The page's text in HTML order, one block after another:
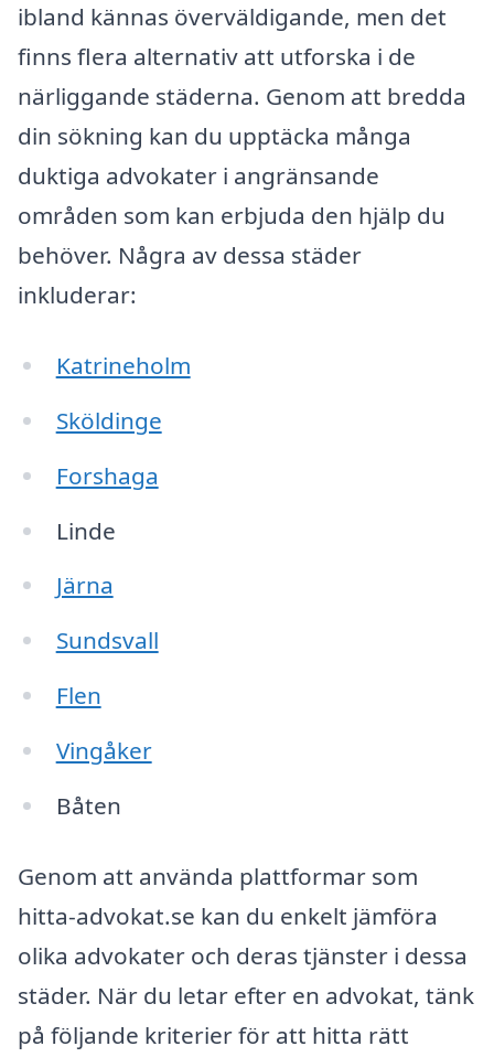
ibland kännas överväldigande, men det
finns flera alternativ att utforska i de
närliggande städerna. Genom att bredda
din sökning kan du upptäcka många
duktiga advokater i angränsande
områden som kan erbjuda den hjälp du
behöver. Några av dessa städer
inkluderar:
Katrineholm
Sköldinge
Forshaga
Linde
Järna
Sundsvall
Flen
Vingåker
Båten
Genom att använda plattformar som
hitta-advokat.se kan du enkelt jämföra
olika advokater och deras tjänster i dessa
städer. När du letar efter en advokat, tänk
på följande kriterier för att hitta rätt